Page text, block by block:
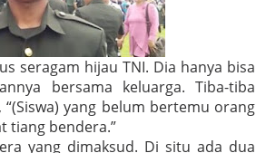
seragam hijau TNI. Dia hanya bisa
bersama keluarga. Tiba-tiba
yang belum bertemu orang
tiang bendera.”
yang dimaksud. Di situ ada dua